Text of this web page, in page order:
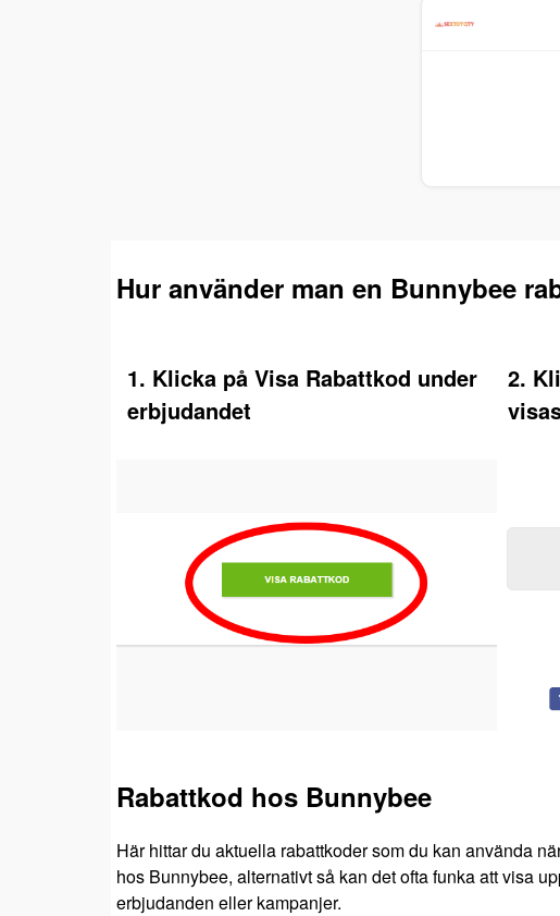
Hur använder man en Bunnybee
1. Klicka på Visa Rabattkod under
erbjudandet
2.
Rabattkod hos Bunnybee
Här hittar du aktuella rabattkoder som du kan använda
hos Bunnybee, alternativt så kan det ofta funka att visa
erbjudanden eller kampanjer.